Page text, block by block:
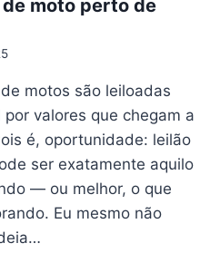
moto perto de
motos são leiloadas
valores que chegam a
é, oportunidade: leilão
ser exatamente aquilo
— ou melhor, o que
Eu mesmo não